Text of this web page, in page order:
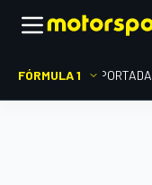
FÓRMULA 1 PORTADA